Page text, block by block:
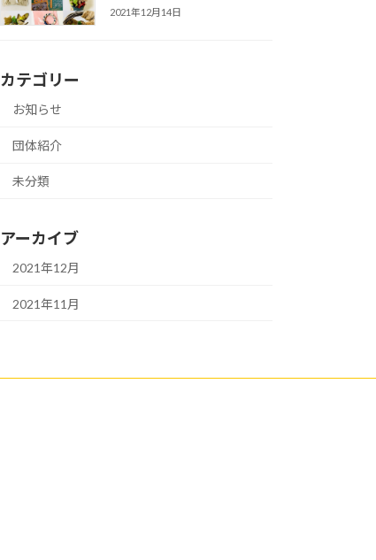
2021年12月14日
カテゴリー
お知らせ
団体紹介
未分類
アーカイブ
2021年12月
2021年11月